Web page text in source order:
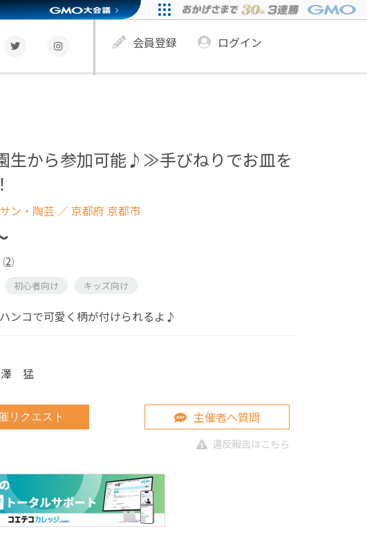
会員登録 ログイン
生から参加可能♪≫手びねりでお皿を
ン・陶芸 ／ 京都府 京都市
(2)
初心者向け キッズ向け
ンコで可愛く柄が付けられるよ♪
澤 猛
リクエスト 主催者へ質問
違反報告はこちら